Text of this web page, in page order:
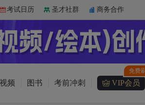
考试日历 圣才社群 商务合作
视频 图书 考前冲刺 VIP会员